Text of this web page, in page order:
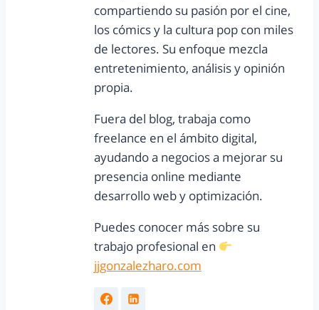
compartiendo su pasión por el cine,
los cómics y la cultura pop con miles
de lectores. Su enfoque mezcla
entretenimiento, análisis y opinión
propia.
Fuera del blog, trabaja como
freelance en el ámbito digital,
ayudando a negocios a mejorar su
presencia online mediante
desarrollo web y optimización.
Puedes conocer más sobre su
trabajo profesional en
jjgonzalezharo.com